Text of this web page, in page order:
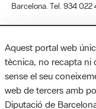
Barcelona. Tel. 934
Aquest portal web
tècnica, no recapta ni
sense el seu
web de tercers amb
Diputació de